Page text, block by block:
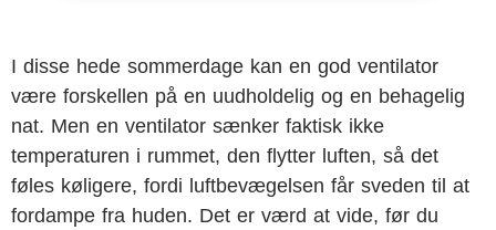
I disse hede sommerdage kan en god ventilator
være forskellen på en uudholdelig og en behagelig
nat. Men en ventilator sænker faktisk ikke
temperaturen i rummet, den flytter luften, så det
føles køligere, fordi luftbevægelsen får sveden til at
fordampe fra huden. Det er værd at vide, før du